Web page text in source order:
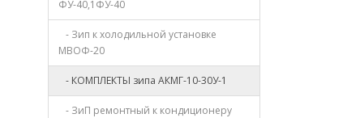
ФУ-40,1ФУ-40
- Зип к холодильной установке
МВОФ-20
- КОМПЛЕКТЫ зипа АКМГ-10-30У-1
- ЗиП ремонтный к кондиционеру